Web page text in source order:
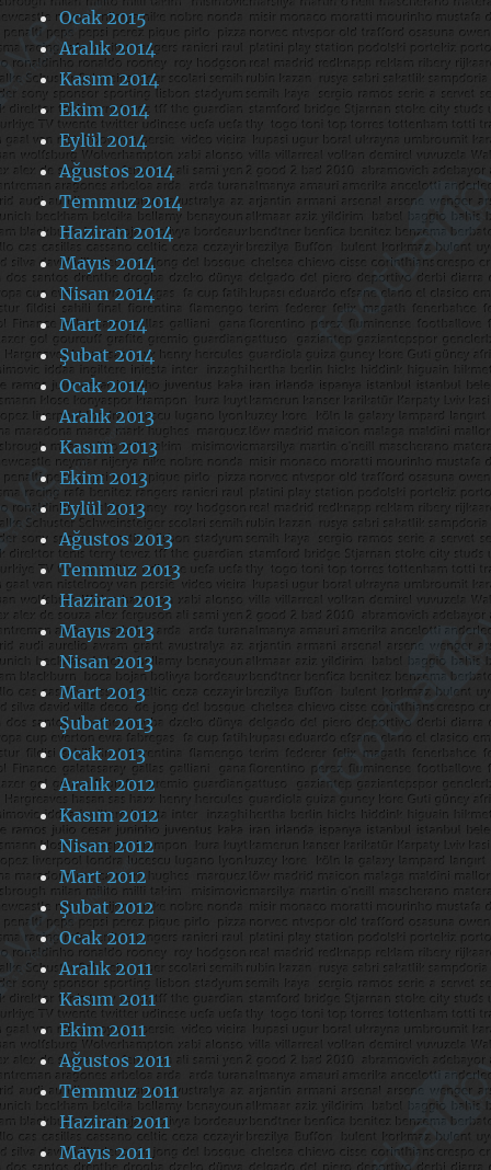
Ocak 2015
Aralık 2014
Kasım 2014
Ekim 2014
Eylül 2014
Ağustos 2014
Temmuz 2014
Haziran 2014
Mayıs 2014
Nisan 2014
Mart 2014
Şubat 2014
Ocak 2014
Aralık 2013
Kasım 2013
Ekim 2013
Eylül 2013
Ağustos 2013
Temmuz 2013
Haziran 2013
Mayıs 2013
Nisan 2013
Mart 2013
Şubat 2013
Ocak 2013
Aralık 2012
Kasım 2012
Nisan 2012
Mart 2012
Şubat 2012
Ocak 2012
Aralık 2011
Kasım 2011
Ekim 2011
Ağustos 2011
Temmuz 2011
Haziran 2011
Mayıs 2011